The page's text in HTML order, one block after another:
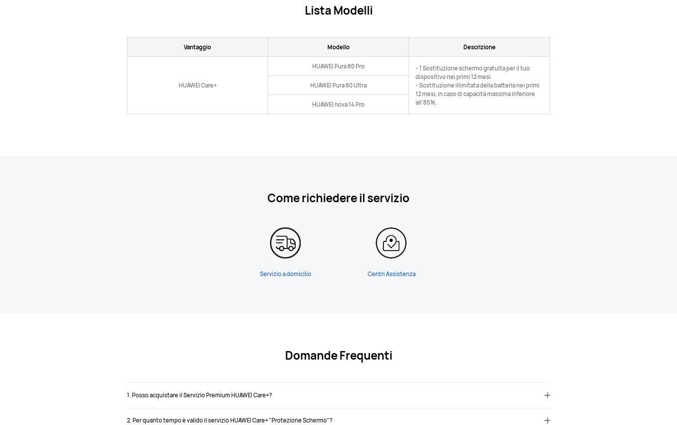
Lista Modelli
Vantaggio Modello Descrizione
HUAWEI Care+
HUAWEI Pura 80 Pro
- 1 Sostituzione schermo gratuita per il tuo
dispositivo nei primi 12 mesi.
- Sostituzione illimitata della batteria nei primi
12 mesi, in caso di capacità massima inferiore
all’85%.
HUAWEI Pura 80 Ultra
HUAWEI nova 14 Pro
Come richiedere il servizio
Servizio a domicilio Centri Assistenza
Domande Frequenti
1. Posso acquistare il Servizio Premium HUAWEI Care+?
2. Per quanto tempo è valido il servizio HUAWEI Care+ "Protezione Schermo"?